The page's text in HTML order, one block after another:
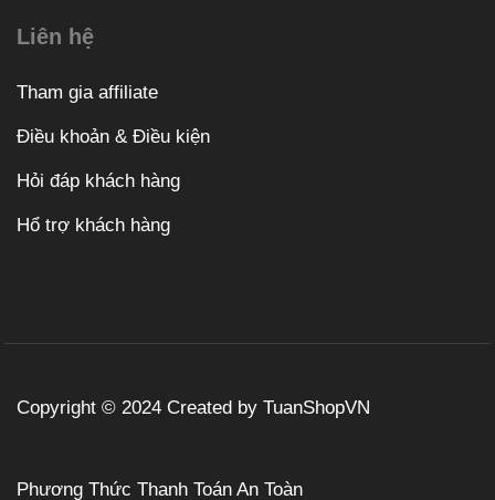
Liên hệ
Tham gia affiliate
Điều khoản & Điều kiện
Hỏi đáp khách hàng
Hổ trợ khách hàng
Copyright © 2024 Created by TuanShopVN
Phương Thức Thanh Toán An Toàn